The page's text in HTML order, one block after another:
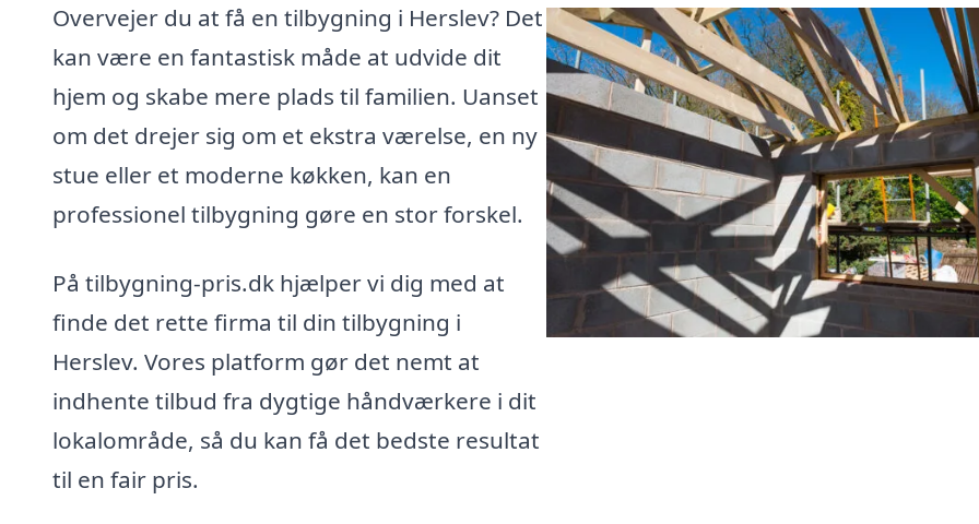
Overvejer du at få en tilbygning i Herslev? Det
kan være en fantastisk måde at udvide dit
hjem og skabe mere plads til familien. Uanset
om det drejer sig om et ekstra værelse, en ny
stue eller et moderne køkken, kan en
professionel tilbygning gøre en stor forskel.
På tilbygning-pris.dk hjælper vi dig med at
finde det rette firma til din tilbygning i
Herslev. Vores platform gør det nemt at
indhente tilbud fra dygtige håndværkere i dit
lokalområde, så du kan få det bedste resultat
til en fair pris.